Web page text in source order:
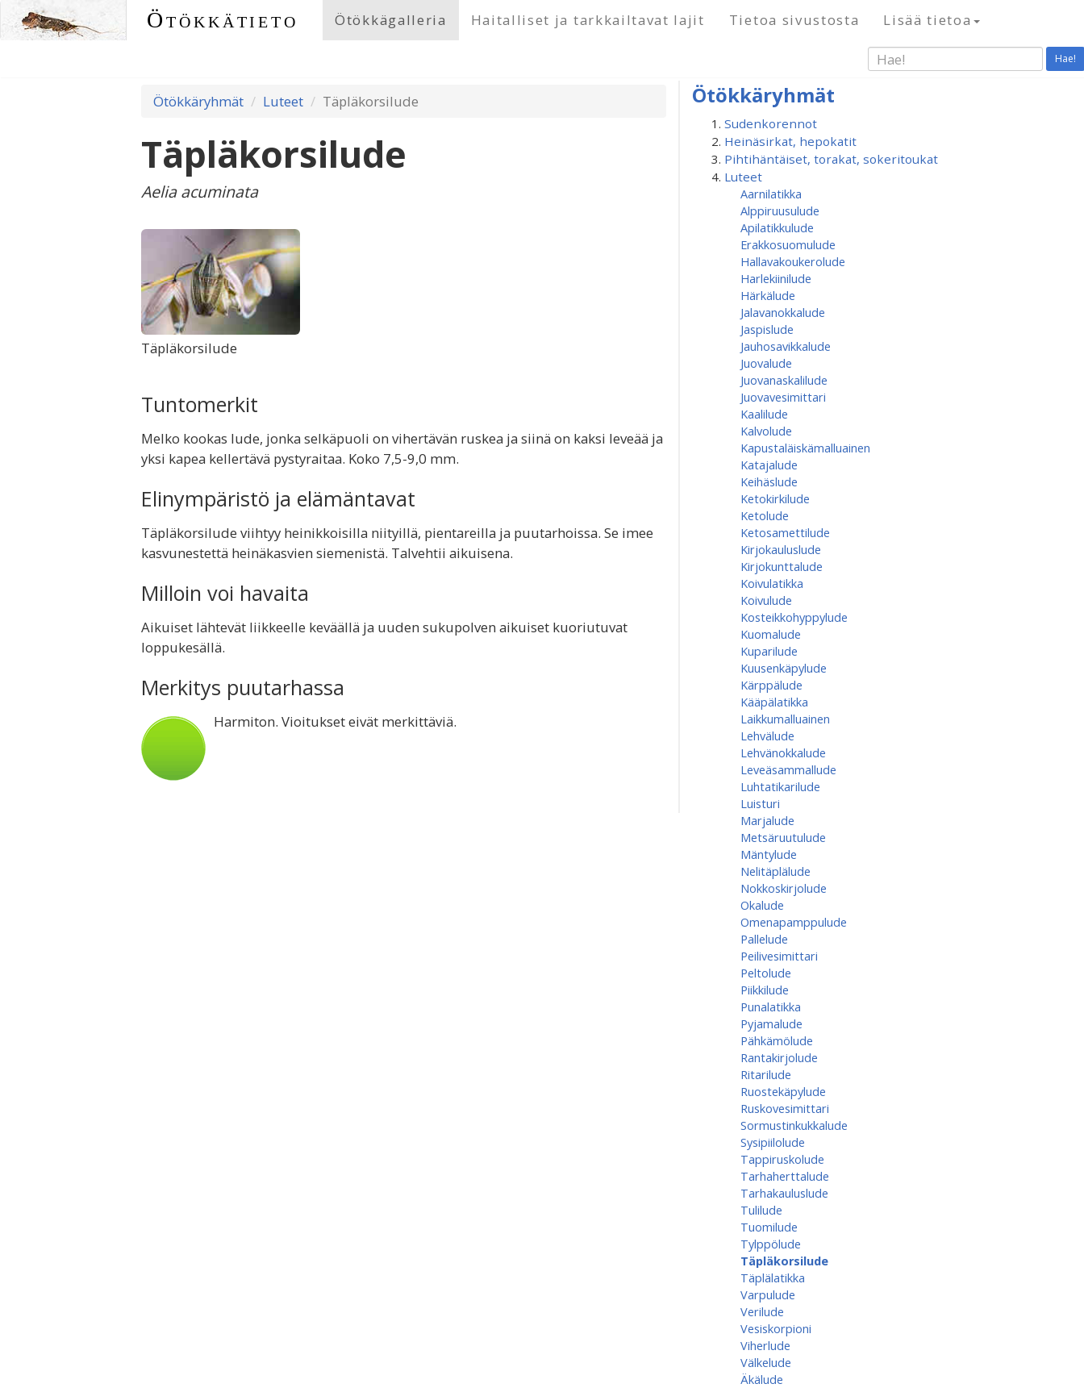
Ötökkätieto Ötökkägalleria Haitalliset ja tarkkailtavat lajit Tietoa sivustosta Lisää tietoa
Hae!
Ötökkäryhmät Luteet Täpläkorsilude
Täpläkorsilude
Aelia acuminata
Täpläkorsilude
Tuntomerkit
Melko kookas lude, jonka selkäpuoli on vihertävän ruskea ja siinä on kaksi leveää ja
yksi kapea kellertävä pystyraitaa. Koko 7,5-9,0 mm.
Elinympäristö ja elämäntavat
Täpläkorsilude viihtyy heinikkoisilla niityillä, pientareilla ja puutarhoissa. Se imee
kasvunestettä heinäkasvien siemenistä. Talvehtii aikuisena.
Milloin voi havaita
Aikuiset lähtevät liikkeelle keväällä ja uuden sukupolven aikuiset kuoriutuvat
loppukesällä.
Merkitys puutarhassa
Harmiton. Vioitukset eivät merkittäviä.
Ötökkäryhmät
Sudenkorennot
Heinäsirkat, hepokatit
Pihtihäntäiset, torakat, sokeritoukat
Luteet
Aarnilatikka
Alppiruusulude
Apilatikkulude
Erakkosuomulude
Hallavakoukerolude
Harlekiinilude
Härkälude
Jalavanokkalude
Jaspislude
Jauhosavikkalude
Juovalude
Juovanaskalilude
Juovavesimittari
Kaalilude
Kalvolude
Kapustaläiskämalluainen
Katajalude
Keihäslude
Ketokirkilude
Ketolude
Ketosamettilude
Kirjokauluslude
Kirjokunttalude
Koivulatikka
Koivulude
Kosteikkohyppylude
Kuomalude
Kuparilude
Kuusenkäpylude
Kärppälude
Kääpälatikka
Laikkumalluainen
Lehvälude
Lehvänokkalude
Leveäsammallude
Luhtatikarilude
Luisturi
Marjalude
Metsäruutulude
Mäntylude
Nelitäplälude
Nokkoskirjolude
Okalude
Omenapamppulude
Pallelude
Peilivesimittari
Peltolude
Piikkilude
Punalatikka
Pyjamalude
Pähkämölude
Rantakirjolude
Ritarilude
Ruostekäpylude
Ruskovesimittari
Sormustinkukkalude
Sysipiilolude
Tappiruskolude
Tarhaherttalude
Tarhakauluslude
Tulilude
Tuomilude
Tylppölude
Täpläkorsilude
Täplälatikka
Varpulude
Verilude
Vesiskorpioni
Viherlude
Välkelude
Äkälude